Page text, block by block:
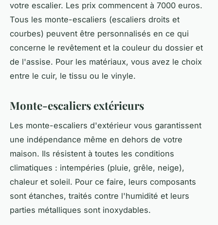
votre escalier. Les prix commencent à 7000 euros.
Tous les monte-escaliers (escaliers droits et
courbes) peuvent être personnalisés en ce qui
concerne le revêtement et la couleur du dossier et
de l'assise. Pour les matériaux, vous avez le choix
entre le cuir, le tissu ou le vinyle.
Monte-escaliers extérieurs
Les monte-escaliers d'extérieur vous garantissent
une indépendance même en dehors de votre
maison. Ils résistent à toutes les conditions
climatiques : intempéries (pluie, grêle, neige),
chaleur et soleil. Pour ce faire, leurs composants
sont étanches, traités contre l'humidité et leurs
parties métalliques sont inoxydables.